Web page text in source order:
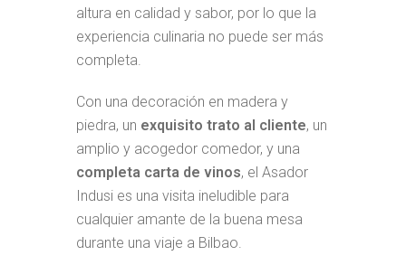
altura en calidad y sabor, por lo que la
experiencia culinaria no puede ser más
completa.
Con una decoración en madera y
piedra, un exquisito trato al cliente, un
amplio y acogedor comedor, y una
completa carta de vinos, el Asador
Indusi es una visita ineludible para
cualquier amante de la buena mesa
durante una viaje a Bilbao.